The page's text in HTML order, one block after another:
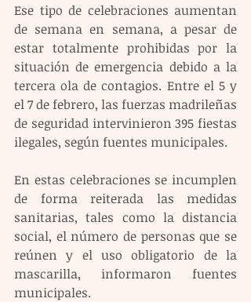
Ese tipo de celebraciones aumentan
de semana en semana, a pesar de
estar totalmente prohibidas por la
situación de emergencia debido a la
tercera ola de contagios. Entre el 5 y
el 7 de febrero, las fuerzas madrileñas
de seguridad intervinieron 395 fiestas
ilegales, según fuentes municipales.
En estas celebraciones se incumplen
de forma reiterada las medidas
sanitarias, tales como la distancia
social, el número de personas que se
reúnen y el uso obligatorio de la
mascarilla, informaron fuentes
municipales.